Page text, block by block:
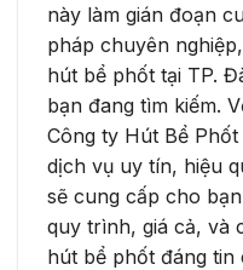
này làm gián đoạn
pháp chuyên
hút bể phốt tại TP.
bạn đang tìm kiếm.
Công ty Hút Bể
dịch vụ uy tín, hiệu
sẽ cung cấp cho
quy trình, giá cả, và
hút bể phốt đáng tin